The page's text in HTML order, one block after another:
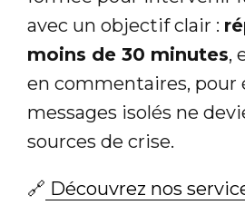
avec un objectif clair :
moins de 30 minutes,
en commentaires, pour
messages isolés ne
sources de crise.
🔗 Découvrez nos